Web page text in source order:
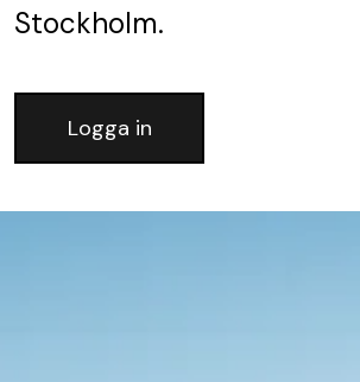
Stockholm.
Logga in